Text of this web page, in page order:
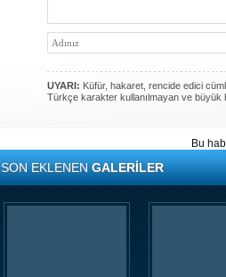
UYARI: Küfür, hakaret, rencide edici
Türkçe karakter kullanılmayan ve büyük
Bu
SON EKLENENGALERİLER